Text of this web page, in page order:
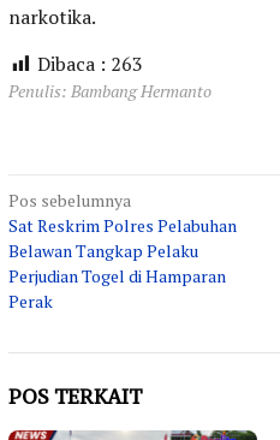
narkotika.
Dibaca : 263
Penulis: Bambang Hermanto
Navigasi
pos
Pos sebelumnya
Sat Reskrim Polres Pelabuhan
Belawan Tangkap Pelaku
Perjudian Togel di Hamparan
Perak
POS TERKAIT